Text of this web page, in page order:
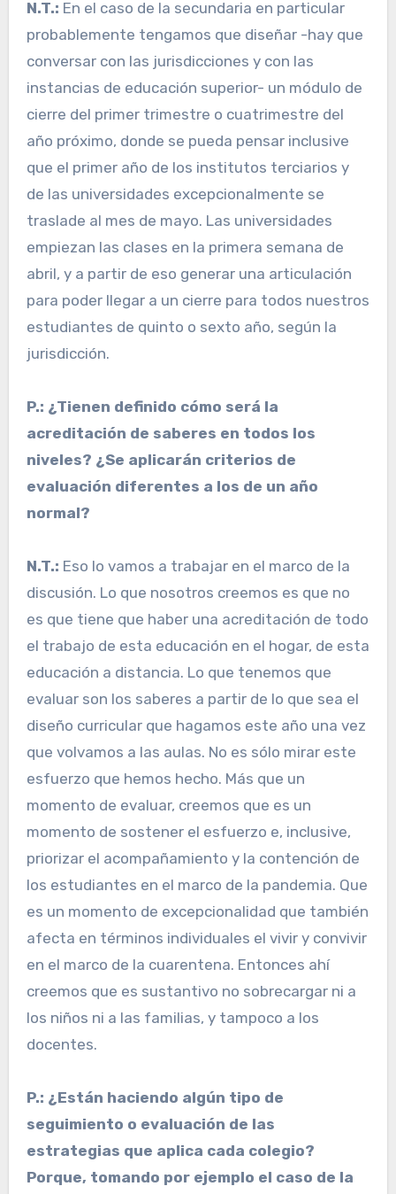
N.T.: En el caso de la secundaria en particular
probablemente tengamos que diseñar -hay que
conversar con las jurisdicciones y con las
instancias de educación superior- un módulo de
cierre del primer trimestre o cuatrimestre del
año próximo, donde se pueda pensar inclusive
que el primer año de los institutos terciarios y
de las universidades excepcionalmente se
traslade al mes de mayo. Las universidades
empiezan las clases en la primera semana de
abril, y a partir de eso generar una articulación
para poder llegar a un cierre para todos nuestros
estudiantes de quinto o sexto año, según la
jurisdicción.
P.: ¿Tienen definido cómo será la
acreditación de saberes en todos los
niveles? ¿Se aplicarán criterios de
evaluación diferentes a los de un año
normal?
N.T.: Eso lo vamos a trabajar en el marco de la
discusión. Lo que nosotros creemos es que no
es que tiene que haber una acreditación de todo
el trabajo de esta educación en el hogar, de esta
educación a distancia. Lo que tenemos que
evaluar son los saberes a partir de lo que sea el
diseño curricular que hagamos este año una vez
que volvamos a las aulas. No es sólo mirar este
esfuerzo que hemos hecho. Más que un
momento de evaluar, creemos que es un
momento de sostener el esfuerzo e, inclusive,
priorizar el acompañamiento y la contención de
los estudiantes en el marco de la pandemia. Que
es un momento de excepcionalidad que también
afecta en términos individuales el vivir y convivir
en el marco de la cuarentena. Entonces ahí
creemos que es sustantivo no sobrecargar ni a
los niños ni a las familias, y tampoco a los
docentes.
P.: ¿Están haciendo algún tipo de
seguimiento o evaluación de las
estrategias que aplica cada colegio?
Porque, tomando por ejemplo el caso de la